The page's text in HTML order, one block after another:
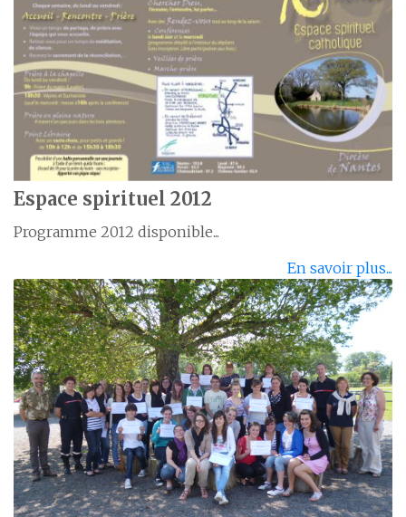
Espace spirituel 2012
Programme 2012 disponible...
En savoir plus...